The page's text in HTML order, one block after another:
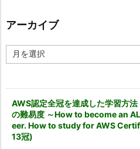
ー
アーカイブ
ー
AWS認定全冠を達成した学習方
の難易度 ～How to become an
eer. How to study for AWS
13冠)